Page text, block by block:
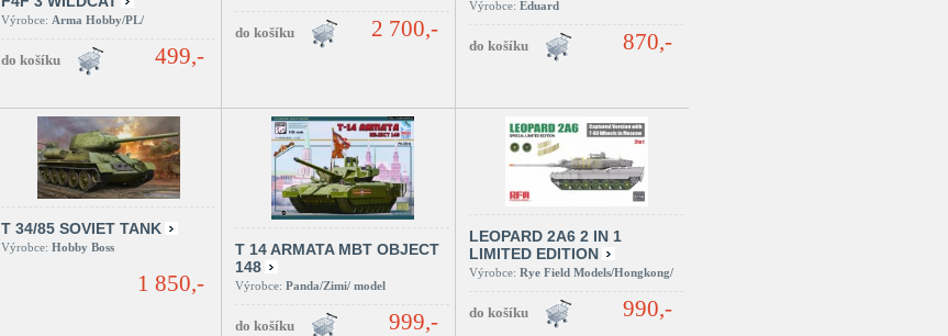
Výrobce: Arma Hobby/PL/
499,-
2 700,-
Výrobce: Eduard
870,-
T 34/85 SOVIET TANK
Výrobce: Hobby Boss
1 850,-
T 14 ARMATA MBT OBJECT
148
Výrobce: Panda/Zimi/ model
999,-
LEOPARD 2A6 2 IN 1
LIMITED EDITION
Výrobce: Rye Field Models/Hongkong/
990,-